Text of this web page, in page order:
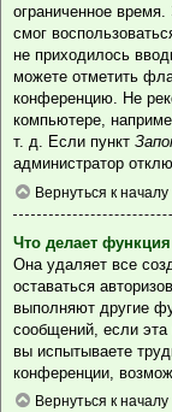
ограниченное
смог
не приходилось
можете отметить
конференцию. Не
компьютере,
т. д. Если пункт
администратор
Вернуться к началу
Что делает
Она удаляет все
оставаться
выполняют другие
сообщений, если
вы испытываете
конференции,
Вернуться к началу